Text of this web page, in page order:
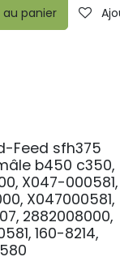
panier
Feed sfh375
b450 c350,
X047-000581,
X047000581,
2882008000,
160-8214,